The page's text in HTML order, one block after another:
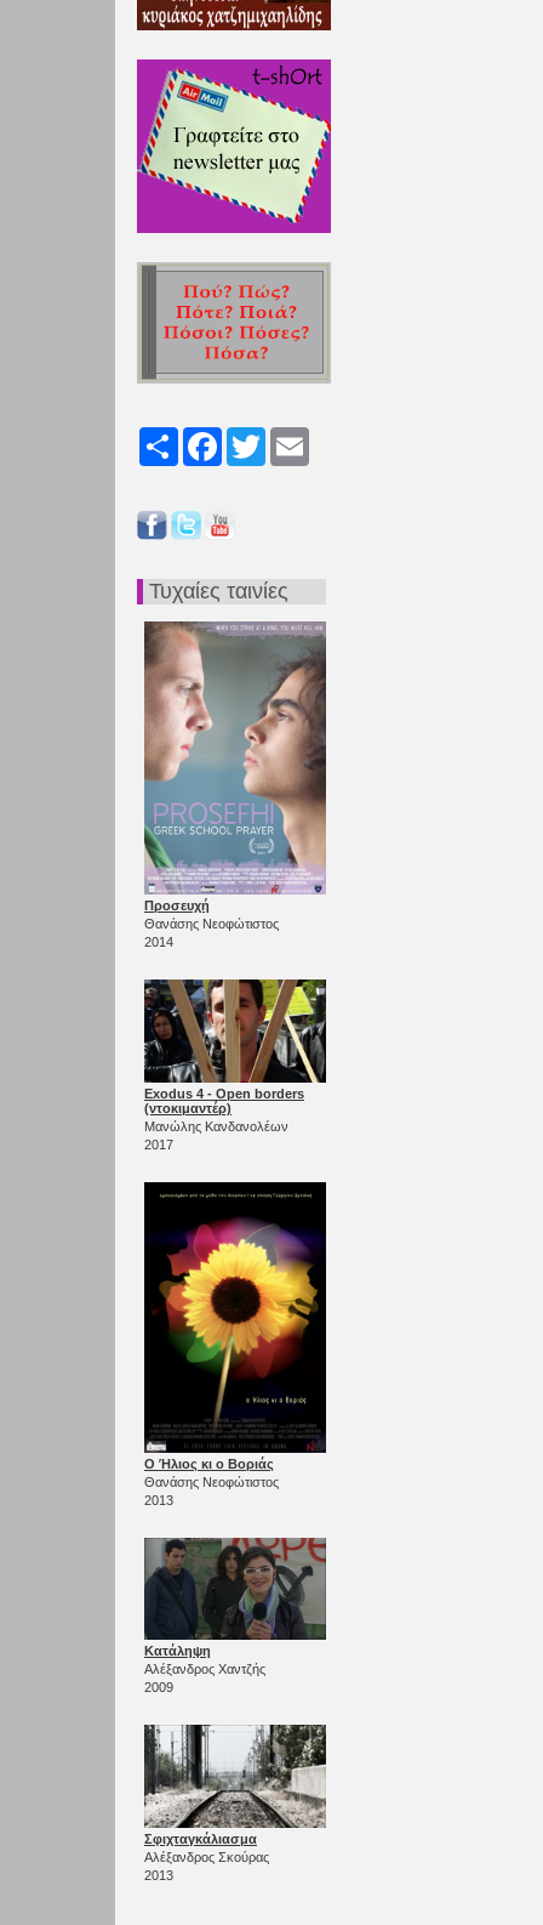
Share FacebookTwitter
Τυχαίες ταινίες
Προσευχή
Θανάσης Νεοφώτιστος
2014
Exodus 4 - Open borders
(ντοκιμαντέρ)
Μανώλης Κανδανολέων
2017
Ο Ήλιος κι ο Βοριάς
Θανάσης Νεοφώτιστος
2013
Κατάληψη
Αλέξανδρος Χαντζής
2009
Σφιχταγκάλιασμα
Αλέξανδρος Σκούρας
2013